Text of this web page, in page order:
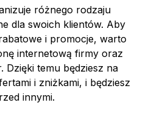
różnego rodzaju
dla swoich klientów. Aby
i promocje, warto
internetową firmy oraz
Dzięki temu będziesz na
i zniżkami, i będziesz
innymi.